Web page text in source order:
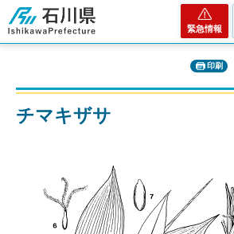
石川県
緊急情報
印刷
チマキザサ